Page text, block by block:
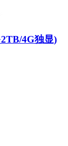
4G独显)